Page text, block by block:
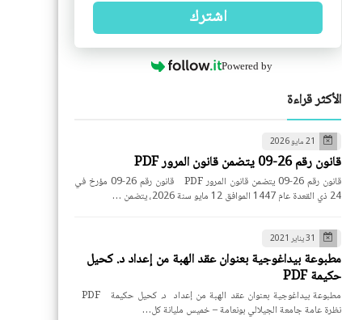
اشترك
Powered by
الأكثر قراءة
21 مايو 2026
قانون رقم 26-09 يتضمن قانون المرور PDF
قانون رقم 26-09 يتضمن قانون المرور PDF قانون رقم 26-09 مؤرخ في
24 ذي القعدة عام 1447 الموافق 12 مايو سنة 2026، يتضمن …
31 يناير 2021
مطبوعة بيداغوجية بعنوان عقد الهبة من إعداد د. كحيل
حكيمة PDF
نظرة عامة جامعة الجيلالي بونعامة – خميس مليانة كل…